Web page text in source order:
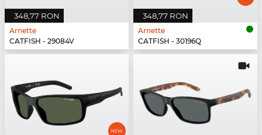
348,77 RON
Arnette
CATFISH - 29084V
348,77 RON
Arnette
CATFISH - 30196Q